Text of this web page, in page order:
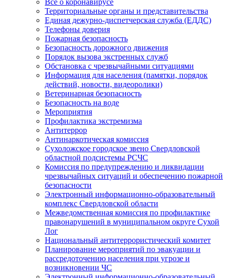
Все о коронавирусе
Территориальные органы и представительства
Единая дежурно-диспетчерская служба (ЕДДС)
Телефоны доверия
Пожарная безопасность
Безопасность дорожного движения
Порядок вызова экстренных служб
Обстановка с чрезвычайными ситуациями
Информация для населения (памятки, порядок
действий, новости, видеоролики)
Ветеринарная безопасность
Безопасность на воде
Мероприятия
Профилактика экстремизма
Антитеррор
Антинаркотическая комиссия
Сухоложское городское звено Свердловской
областной подсистемы РСЧС
Комиссия по предупреждению и ликвидации
чрезвычайных ситуаций и обеспечению пожарной
безопасности
Электронный информационно-образовательный
комплекс Cвердловской области
Межведомственная комиссия по профилактике
правонарушений в муниципальном округе Сухой
Лог
Национальный антитеррористический комитет
Планирование мероприятий по эвакуации и
рассредоточению населения при угрозе и
возникновении ЧС